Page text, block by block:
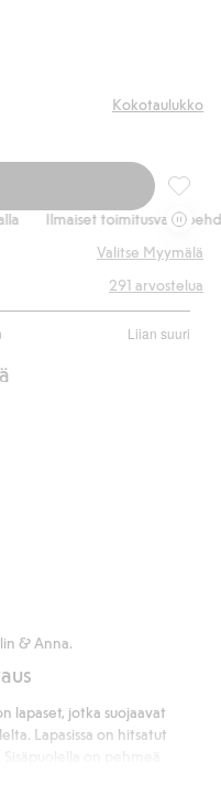
Kokotaulukko
Ilmaiset toimitusvaihtoehdot
Valitse Myymälä
Liian suuri
291 arvostelua
& Anna.
lapaset, jotka suojaavat
Lapasissa on hitsatut
ranteen ympärillä ja